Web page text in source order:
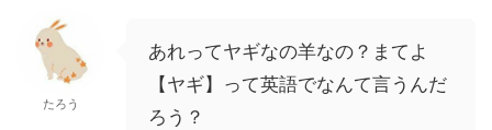
たろう
あれってヤギなの羊なの？まてよ
【ヤギ】って英語でなんて言うんだ
ろう？